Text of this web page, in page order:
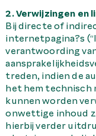
2. Verwijzingen en
Bij directe of
internetpagina?s
verantwoording
treden, indien de
het hem technisch
kunnen worden
onwettige inhoud
hierbij verder